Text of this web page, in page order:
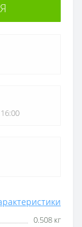
0.508 кг